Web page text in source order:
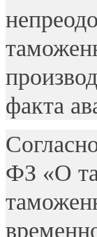
факта
ФЗ «О